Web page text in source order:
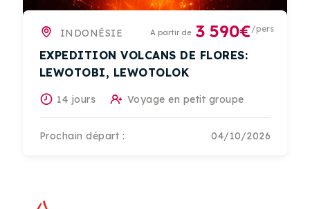
INDONÉSIE A partir de 3 590€/pers
EXPEDITION VOLCANS DE FLORES:
LEWOTOBI, LEWOTOLOK
14 jours Voyage en petit groupe
Prochain départ : 04/10/2026